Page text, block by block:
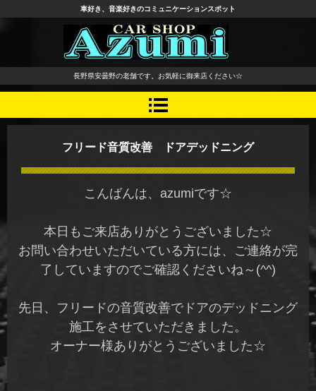
長野県 安曇野市 タイヤ ホ
イール デッドニング カーオ
ーディオ レカロシート
車好き、音楽好きのコミュニケーションスポット
長野県安曇野の老舗です。お気軽に御来店ください☆
フリード音質改善 ドアデッドニング
こんばんは、azumiです☆
本日もご来店ありがとうございました☆
お問い合わせいただいている方には、ご連絡が完
了していますのでご確認くださいね～(^^)
先日、フリードの音質改善でドアのデッドニング
施工をさせていただきました。
オーナー様ありがとうございました☆